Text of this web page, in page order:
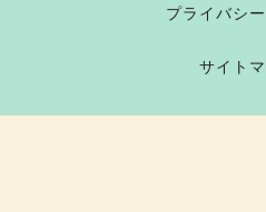
プライバシ
サイト